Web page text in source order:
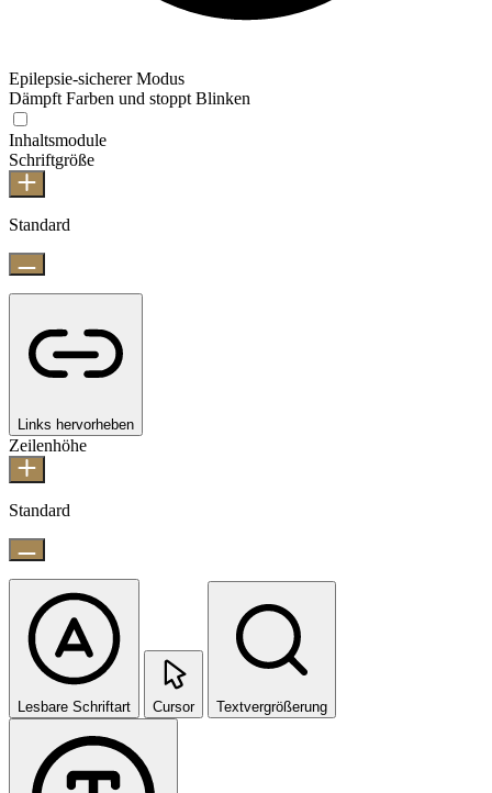
Epilepsie-sicherer Modus
Dämpft Farben und stoppt Blinken
Inhaltsmodule
Schriftgröße
Standard
Links hervorheben
Zeilenhöhe
Standard
Lesbare Schriftart Cursor Textvergrößerung